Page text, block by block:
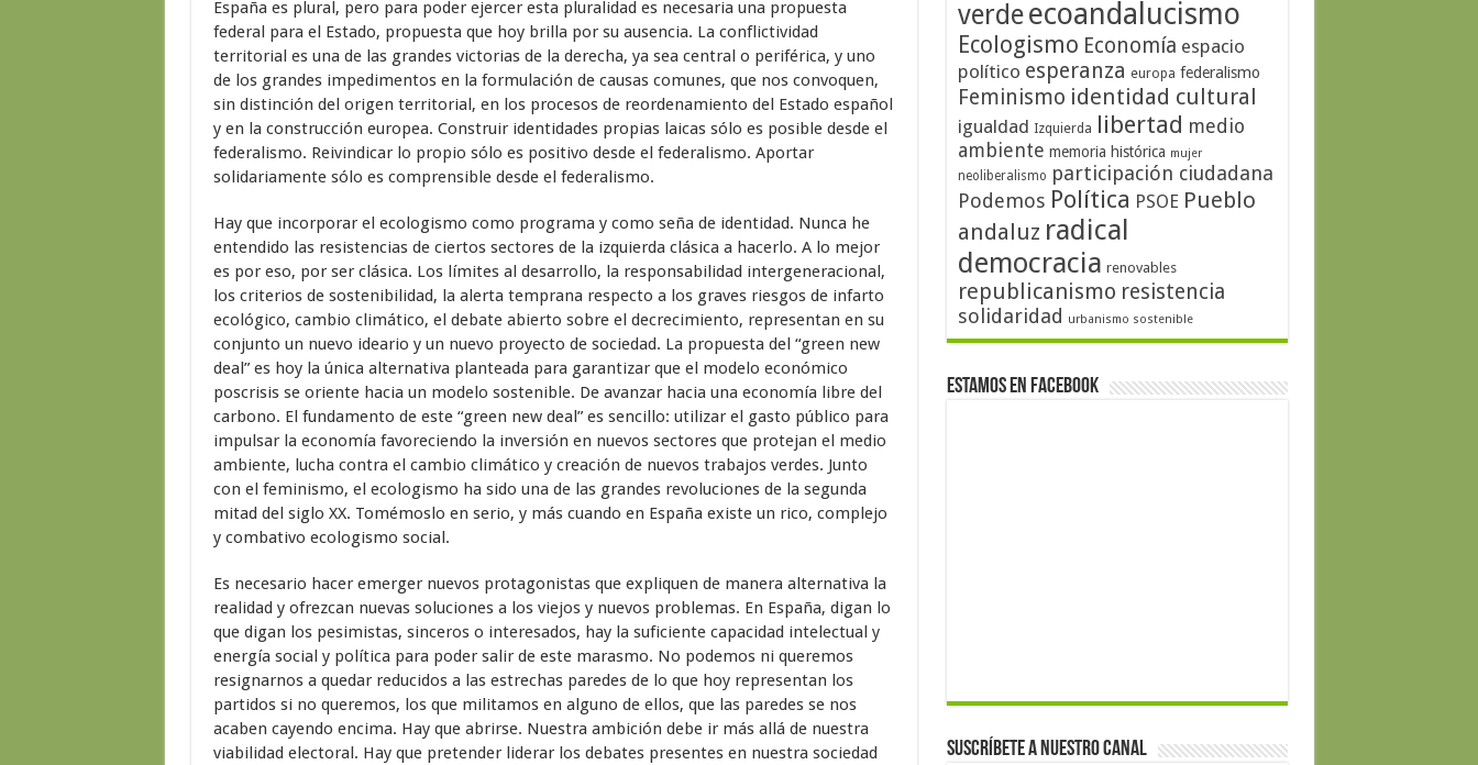
España es plural, pero para poder ejercer esta pluralidad es necesaria una propuesta
federal para el Estado, propuesta que hoy brilla por su ausencia. La conflictividad
territorial es una de las grandes victorias de la derecha, ya sea central o periférica, y uno
de los grandes impedimentos en la formulación de causas comunes, que nos convoquen,
sin distinción del origen territorial, en los procesos de reordenamiento del Estado español
y en la construcción europea. Construir identidades propias laicas sólo es posible desde el
federalismo. Reivindicar lo propio sólo es positivo desde el federalismo. Aportar
solidariamente sólo es comprensible desde el federalismo.
Hay que incorporar el ecologismo como programa y como seña de identidad. Nunca he
entendido las resistencias de ciertos sectores de la izquierda clásica a hacerlo. A lo mejor
es por eso, por ser clásica. Los límites al desarrollo, la responsabilidad intergeneracional,
los criterios de sostenibilidad, la alerta temprana respecto a los graves riesgos de infarto
ecológico, cambio climático, el debate abierto sobre el decrecimiento, representan en su
conjunto un nuevo ideario y un nuevo proyecto de sociedad. La propuesta del “green new
deal” es hoy la única alternativa planteada para garantizar que el modelo económico
poscrisis se oriente hacia un modelo sostenible. De avanzar hacia una economía libre del
carbono. El fundamento de este “green new deal” es sencillo: utilizar el gasto público para
impulsar la economía favoreciendo la inversión en nuevos sectores que protejan el medio
ambiente, lucha contra el cambio climático y creación de nuevos trabajos verdes. Junto
con el feminismo, el ecologismo ha sido una de las grandes revoluciones de la segunda
mitad del siglo XX. Tomémoslo en serio, y más cuando en España existe un rico, complejo
y combativo ecologismo social.
Es necesario hacer emerger nuevos protagonistas que expliquen de manera alternativa la
realidad y ofrezcan nuevas soluciones a los viejos y nuevos problemas. En España, digan lo
que digan los pesimistas, sinceros o interesados, hay la suficiente capacidad intelectual y
energía social y política para poder salir de este marasmo. No podemos ni queremos
resignarnos a quedar reducidos a las estrechas paredes de lo que hoy representan los
partidos si no queremos, los que militamos en alguno de ellos, que las paredes se nos
acaben cayendo encima. Hay que abrirse. Nuestra ambición debe ir más allá de nuestra
viabilidad electoral. Hay que pretender liderar los debates presentes en nuestra sociedad
verdeecoandalucismo
Ecologismo Economía espacio
político esperanza europa federalismo
Feminismo identidad cultural
igualdad Izquierda libertad medio
ambiente memoria histórica mujer
neoliberalismo participación ciudadana
Podemos Política PSOE Pueblo
andaluz radical
democracia renovables
republicanismo resistencia
solidaridad urbanismo sostenible
Estamos en Facebook
Suscríbete a nuestro canal